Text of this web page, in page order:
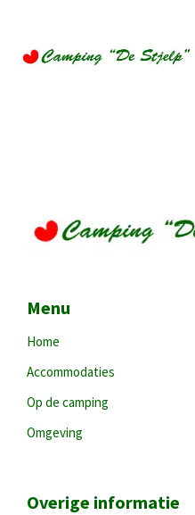
Menu
Home
Accommodaties
Op de camping
Omgeving
Overige informatie